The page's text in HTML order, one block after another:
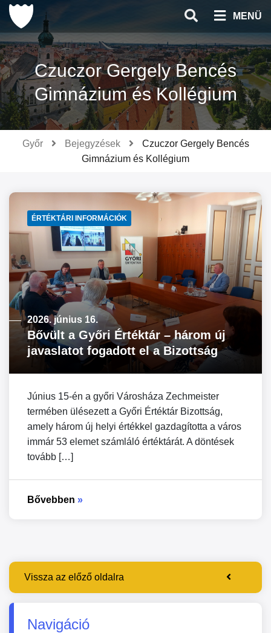
Ugrás
tartalomhoz
MENÜ
Czuczor Gergely Bencés
Gimnázium és Kollégium
Győr Bejegyzések
Czuczor Gergely Bencés
Gimnázium és Kollégium
ÉRTÉKTÁRI INFORMÁCIÓK
2026. június 16.
Bővült a Győri Értéktár – három új
javaslatot fogadott el a Bizottság
Június 15-én a győri Városháza Zechmeister
termében ülésezett a Győri Értéktár Bizottság,
amely három új helyi értékkel gazdagította a város
immár 53 elemet számláló értéktárát. A döntések
tovább […]
Bővebben »
Vissza az előző oldalra
Navigáció